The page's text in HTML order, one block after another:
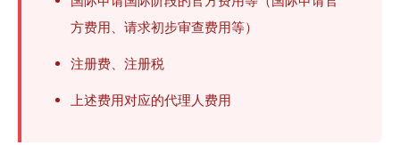
方费用、请求初步审查费用等）
注册费、注册税
上述费用对应的代理人费用